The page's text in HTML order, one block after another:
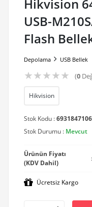
Hikvision
USB-
Flash
Depolama USB Bellek
★★★★★ (0
Hikvision
Stok Kodu :
Stok Durumu : Mevcut
Ürünün Fiyatı
(KDV Dahil)
:
Ücretsiz Kargo